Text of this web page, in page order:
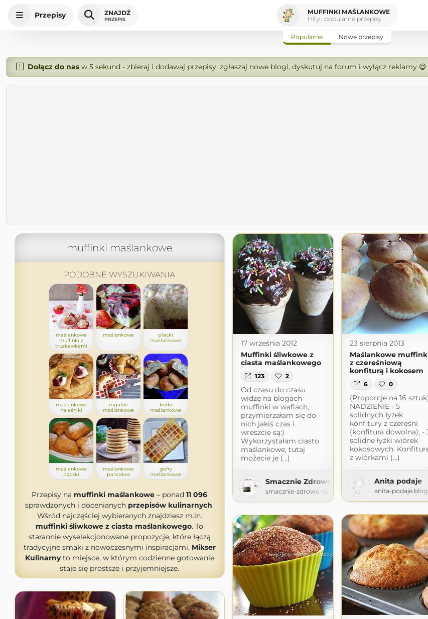
Przepisy ZNAJDŹ
PRZEPIS
MUFFINKI MAŚLANKOWE
Hity i popularne przepisy
Popularne Nowe przepisy
Dołącz do nasw 5 sekund - zbieraj i dodawaj przepisy, zgłaszaj nowe blogi, dyskutuj na forum i wyłącz reklamy 😄
muffinki maślankowe
PODOBNE WYSZUKIWANIA
maślankowe
muffinki z
truskawkami
maślankowe
placki
maślankowe
maślankowe
naleśniki
rogaliki
maślankowe
bułki
maślankowe
maślankowe
pączki
maślankowe
pancakes
gofry
maślankowe
Przepisy na muffinki maślankowe – ponad 11 096
sprawdzonych i docenianych przepisów kulinarnych.
Wśród najczęściej wybieranych znajdziesz m.in.
muffinki śliwkowe z ciasta maślankowego. To
starannie wyselekcjonowane propozycje, które łączą
tradycyjne smaki z nowoczesnymi inspiracjami. Mikser
Kulinarnyto miejsce, w którym codzienne gotowanie
staje się prostsze i przyjemniejsze.
17 września 2012
Muffinki śliwkowe z
ciasta maślankowego
123 2
Od czasu do czasu
widzę na blogach
muffinki w waflach,
przymierzałam się do
nich jakiś czas i
wreszcie są:)
Wykorzystałam ciasto
maślankowe, tutaj
możecie je (...)
Smacznie Zdrowo Tanio
smacznie-zdrowo-tanio.blogspot.com
23 sierpnia 2013
Maślankowe
z czereśniową
konfiturą i kokosem
6 0
(Proporcje na 16 sztuk)
NADZIENIE - 5
solidnych łyżek
konfitury z czereśni
(konfitura dowolna), -
solidne łyżki wiórek
kokosowych.
z wiórkami (...)
Anita podaje
anita-